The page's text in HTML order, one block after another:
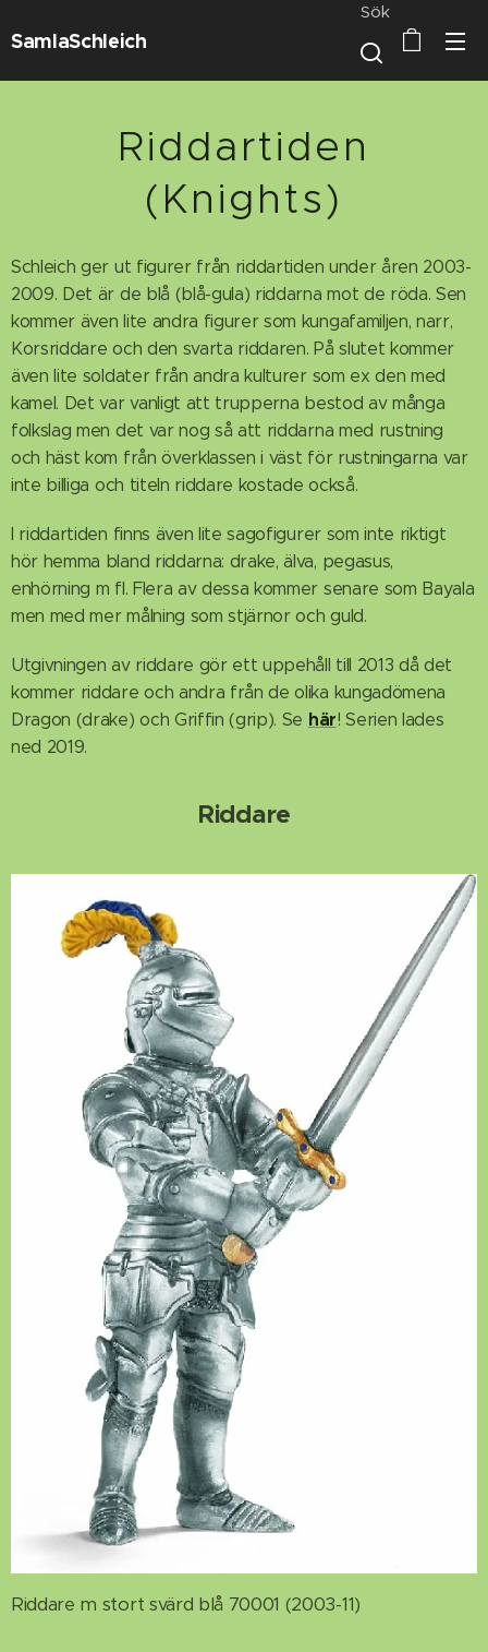
SamlaSchleich
Sök
Riddartiden
(Knights)
Schleich ger ut figurer från riddartiden under åren 2003-
2009. Det är de blå (blå-gula) riddarna mot de röda. Sen
kommer även lite andra figurer som kungafamiljen, narr,
Korsriddare och den svarta riddaren. På slutet kommer
även lite soldater från andra kulturer som ex den med
kamel. Det var vanligt att trupperna bestod av många
folkslag men det var nog så att riddarna med rustning
och häst kom från överklassen i väst för rustningarna var
inte billiga och titeln riddare kostade också.
I riddartiden finns även lite sagofigurer som inte riktigt
hör hemma bland riddarna: drake, älva, pegasus,
enhörning m fl. Flera av dessa kommer senare som Bayala
men med mer målning som stjärnor och guld.
Utgivningen av riddare gör ett uppehåll till 2013 då det
kommer riddare och andra från de olika kungadömena
Dragon (drake) och Griffin (grip). Se här! Serien lades
ned 2019.
Riddare
Riddare m stort svärd blå 70001 (2003-11)